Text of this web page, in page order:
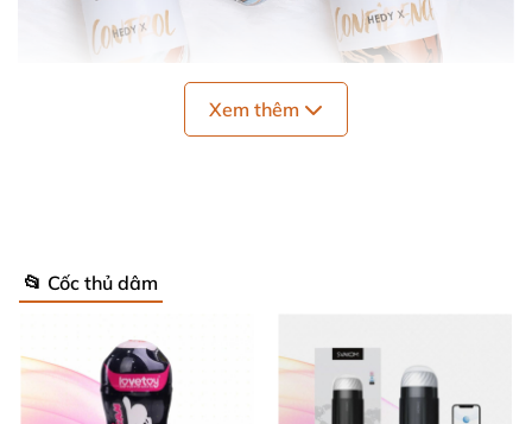
Xem thêm
📂 Cốc thủ dâm